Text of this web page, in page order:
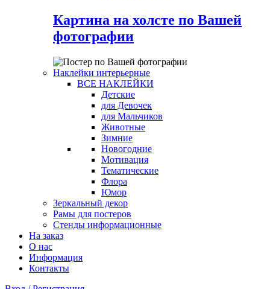
Картина на холсте по Вашей
фотографии
Наклейки интерьерные
ВСЕ НАКЛЕЙКИ
Детские
для Девочек
для Мальчиков
Животные
Зимние
Новогодние
Мотивация
Тематические
Флора
Юмор
Зеркальный декор
Рамы для постеров
Стенды информационные
На заказ
О нас
Информация
Контакты